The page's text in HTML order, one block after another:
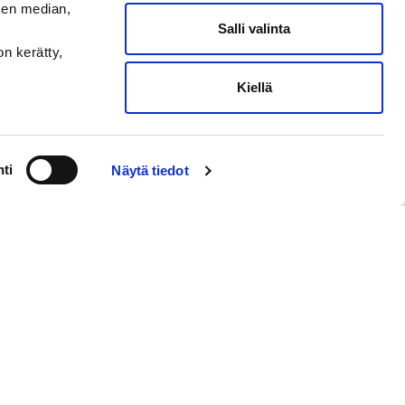
median,
kerätty,
Näytä tiedot
Salli valinta
Kiellä